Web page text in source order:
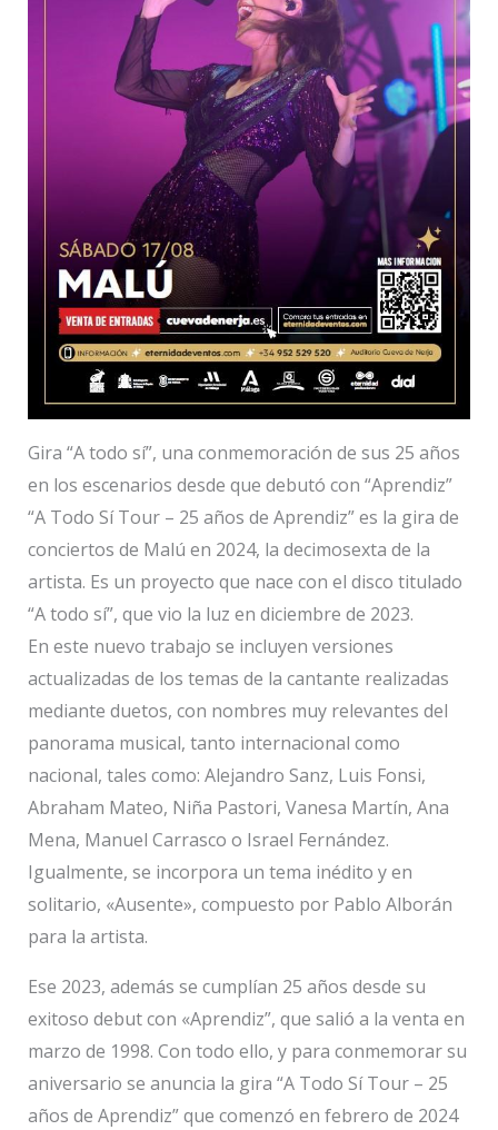
Gira “A todo sí”, una conmemoración de sus 25 años
en los escenarios desde que debutó con “Aprendiz”
“A Todo Sí Tour – 25 años de Aprendiz” es la gira de
conciertos de Malú en 2024, la decimosexta de la
artista. Es un proyecto que nace con el disco titulado
“A todo sí”, que vio la luz en diciembre de 2023.
En este nuevo trabajo se incluyen versiones
actualizadas de los temas de la cantante realizadas
mediante duetos, con nombres muy relevantes del
panorama musical, tanto internacional como
nacional, tales como: Alejandro Sanz, Luis Fonsi,
Abraham Mateo, Niña Pastori, Vanesa Martín, Ana
Mena, Manuel Carrasco o Israel Fernández.
Igualmente, se incorpora un tema inédito y en
solitario, «Ausente», compuesto por Pablo Alborán
para la artista.
Ese 2023, además se cumplían 25 años desde su
exitoso debut con «Aprendiz”, que salió a la venta en
marzo de 1998. Con todo ello, y para conmemorar su
aniversario se anuncia la gira “A Todo Sí Tour – 25
años de Aprendiz” que comenzó en febrero de 2024